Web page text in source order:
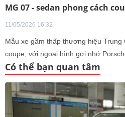
MG 07 - sedan phong cách
11/05/2026 16:32
Mẫu xe gầm thấp thương hiệu Trung
coupe, với ngoại hình gợi nhớ
USD.
Có thể bạn quan tâm